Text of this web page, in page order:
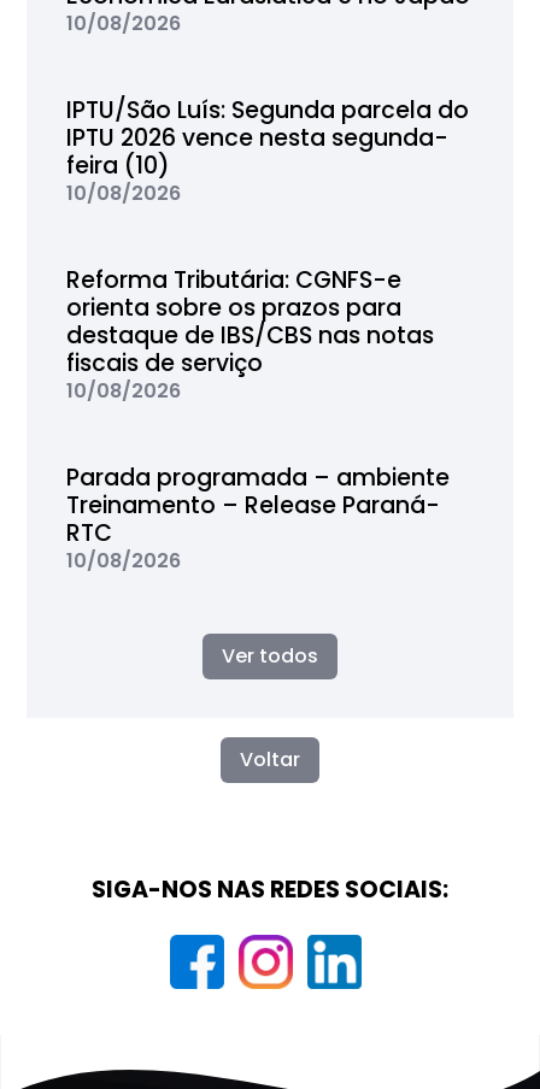
10/08/2026
IPTU/São Luís: Segunda parcela do
IPTU 2026 vence nesta segunda-
feira (10)
10/08/2026
Reforma Tributária: CGNFS-e
orienta sobre os prazos para
destaque de IBS/CBS nas notas
fiscais de serviço
10/08/2026
Parada programada – ambiente
Treinamento – Release Paraná-
RTC
10/08/2026
Ver todos
Voltar
SIGA-NOS NAS REDES SOCIAIS: